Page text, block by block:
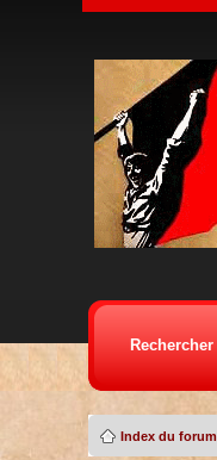
Rechercher
Index du forum